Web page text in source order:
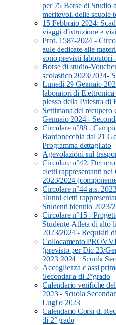
per 75 Borse di Studio
meritevoli delle scuole
15 Febbraio 2024:
viaggi d'istruzione e
Prot. 1587-2024 -
aule dedicate alle
sono previsti laboratori
Borse di studio-
scolastico 2023/2024-
Lunedì 29 Gennaio
laboratori di
plesso della Palestra di
Settimana del recupero
Gennaio 2024 -
Circolare n°88 -
Bardonecchia dal 21
Programma dettagliato
Agevolazioni sul
Circolare n°42:
eletti rappresentanti nei
2023/2024
Circolare n°44 a.s.
alunni eletti
Studenti biennio 2023/
Circolare n°15 -
Studente-Atleta di alto
2023/2024 - Requisiti
Collocamento
(previsto per Dic 23/
2023-2024 - Scuola
Accoglienza classi
Secondaria di 2°grado
Calendario verifiche
2023 - Scuola
Luglio 2023
Calendario Corsi di
di 2°grado